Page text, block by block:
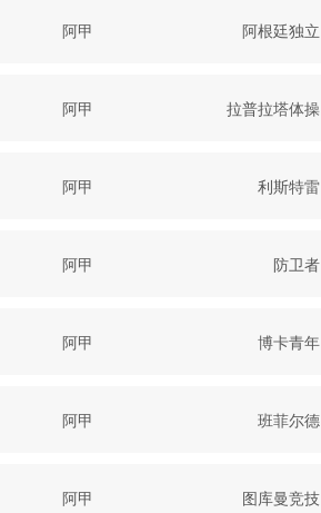
阿甲 阿根廷独立
阿甲 拉普拉塔体操
阿甲 利斯特雷
阿甲 防卫者
阿甲 博卡青年
阿甲 班菲尔德
阿甲 图库曼竞技